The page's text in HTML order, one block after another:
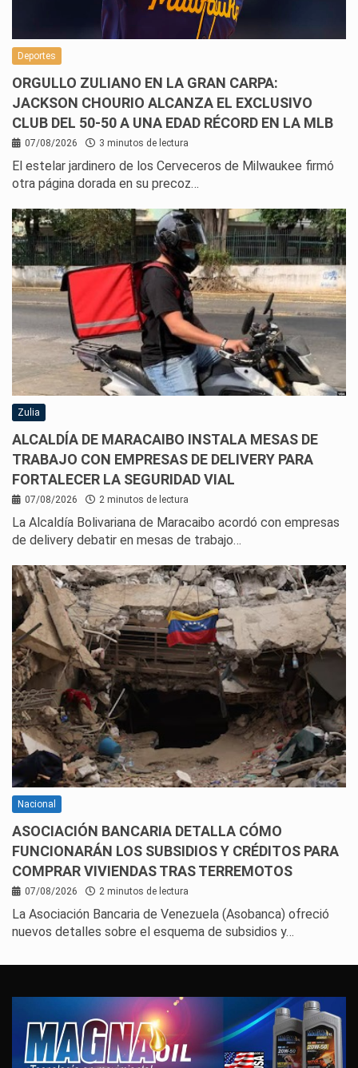
Deportes
ORGULLO ZULIANO EN LA GRAN CARPA:
JACKSON CHOURIO ALCANZA EL EXCLUSIVO
CLUB DEL 50-50 A UNA EDAD RÉCORD EN LA MLB
07/08/2026 3 minutos de lectura
El estelar jardinero de los Cerveceros de Milwaukee firmó
otra página dorada en su precoz…
Zulia
ALCALDÍA DE MARACAIBO INSTALA MESAS DE
TRABAJO CON EMPRESAS DE DELIVERY PARA
FORTALECER LA SEGURIDAD VIAL
07/08/2026 2 minutos de lectura
La Alcaldía Bolivariana de Maracaibo acordó con empresas
de delivery debatir en mesas de trabajo…
Nacional
ASOCIACIÓN BANCARIA DETALLA CÓMO
FUNCIONARÁN LOS SUBSIDIOS Y CRÉDITOS PARA
COMPRAR VIVIENDAS TRAS TERREMOTOS
07/08/2026 2 minutos de lectura
La Asociación Bancaria de Venezuela (Asobanca) ofreció
nuevos detalles sobre el esquema de subsidios y…